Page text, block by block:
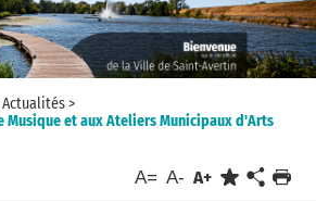
Actualités>
Musique et aux Ateliers Municipaux d'Arts
A= A- A+